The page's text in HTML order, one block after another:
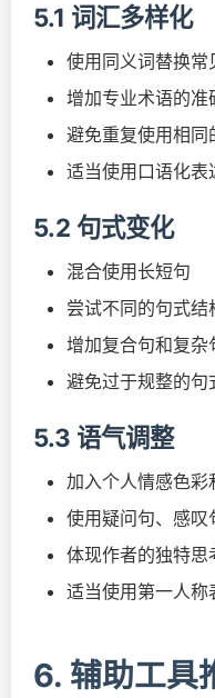
5.1 词汇多样化
使用同义词替换常
增加专业术语的准
避免重复使用相同
适当使用口语化表
5.2 句式变化
混合使用长短句
尝试不同的句式结
增加复合句和复杂
避免过于规整的句
5.3 语气调整
加入个人情感色彩
使用疑问句、感叹
体现作者的独特思
适当使用第一人称
6. 辅助工具